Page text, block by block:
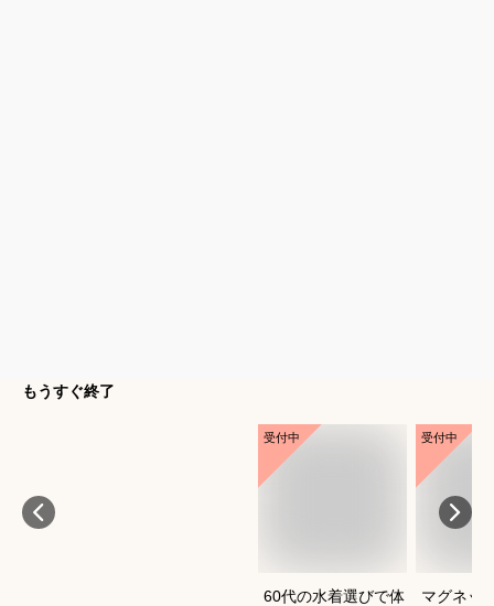
もうすぐ終了
受付中
60代の水着選びで体
受付中
マグネッ